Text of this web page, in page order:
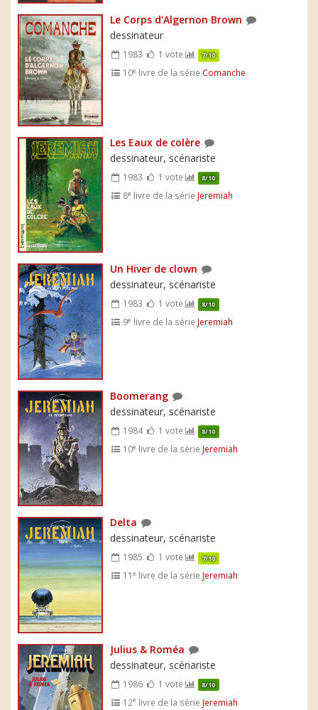
Le Corps d'Algernon Brown
dessinateur
1983 1 vote 7/10
10e livre de la série Comanche
Les Eaux de colère
dessinateur, scénariste
1983 1 vote 8/10
8e livre de la série Jeremiah
Un Hiver de clown
dessinateur, scénariste
1983 1 vote 8/10
9e livre de la série Jeremiah
Boomerang
dessinateur, scénariste
1984 1 vote 8/10
10e livre de la série Jeremiah
Delta
dessinateur, scénariste
1985 1 vote 7/10
11e livre de la série Jeremiah
Julius & Roméa
dessinateur, scénariste
1986 1 vote 8/10
12e livre de la série Jeremiah